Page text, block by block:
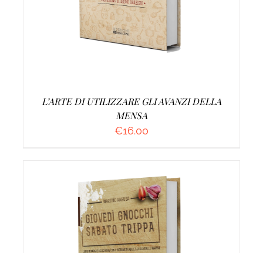
L’ARTE DI UTILIZZARE GLI AVANZI DELLA
MENSA
€16.00